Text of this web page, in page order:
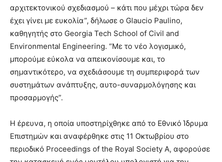
αρχιτεκτονικού σχεδιασμού – κάτι που μέχρι τώρα δεν
έχει γίνει με ευκολία”, δήλωσε ο Glaucio Paulino,
καθηγητής στο Georgia Tech School of Civil and
Environmental Engineering. “Με το νέο λογισμικό,
μπορούμε εύκολα να απεικονίσουμε και, το
σημαντικότερο, να σχεδιάσουμε τη συμπεριφορά των
συστημάτων ανάπτυξης, αυτο-συναρμολόγησης και
προσαρμογής”.
Η έρευνα, η οποία υποστηρίχθηκε από το Εθνικό Ίδρυμα
Επιστημών και αναφέρθηκε στις 11 Οκτωβρίου στο
περιοδικό Proceedings of the Royal Society A, αφορούσε